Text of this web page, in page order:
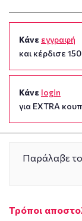
Κάνε εγγραφή
και κέρδισε
Κάνε login
για EXTRA
Παράλαβε
Τρόποι